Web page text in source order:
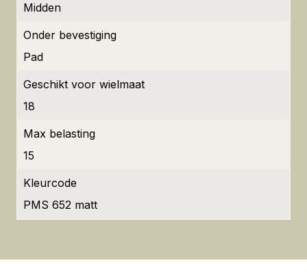
Midden
Onder bevestiging
Pad
Geschikt voor wielmaat
18
Max belasting
15
Kleurcode
PMS 652 matt